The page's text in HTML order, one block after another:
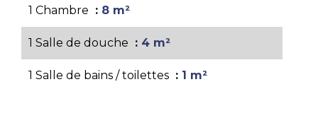
1 Chambre 8 m²
1 Salle de douche 4 m²
1 Salle de bains / toilettes 1 m²